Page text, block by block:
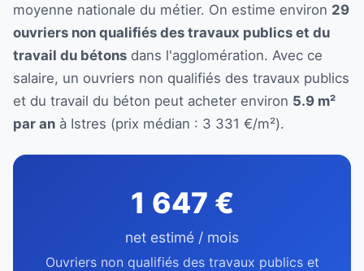
moyenne nationale du métier. On estime environ 29
ouvriers non qualifiés des travaux publics et du
travail du bétons dans l'agglomération. Avec ce
salaire, un ouvriers non qualifiés des travaux publics
et du travail du béton peut acheter environ 5.9 m²
par an à Istres (prix médian : 3 331 €/m²).
1 647 €
net estimé / mois
Ouvriers non qualifiés des travaux publics et